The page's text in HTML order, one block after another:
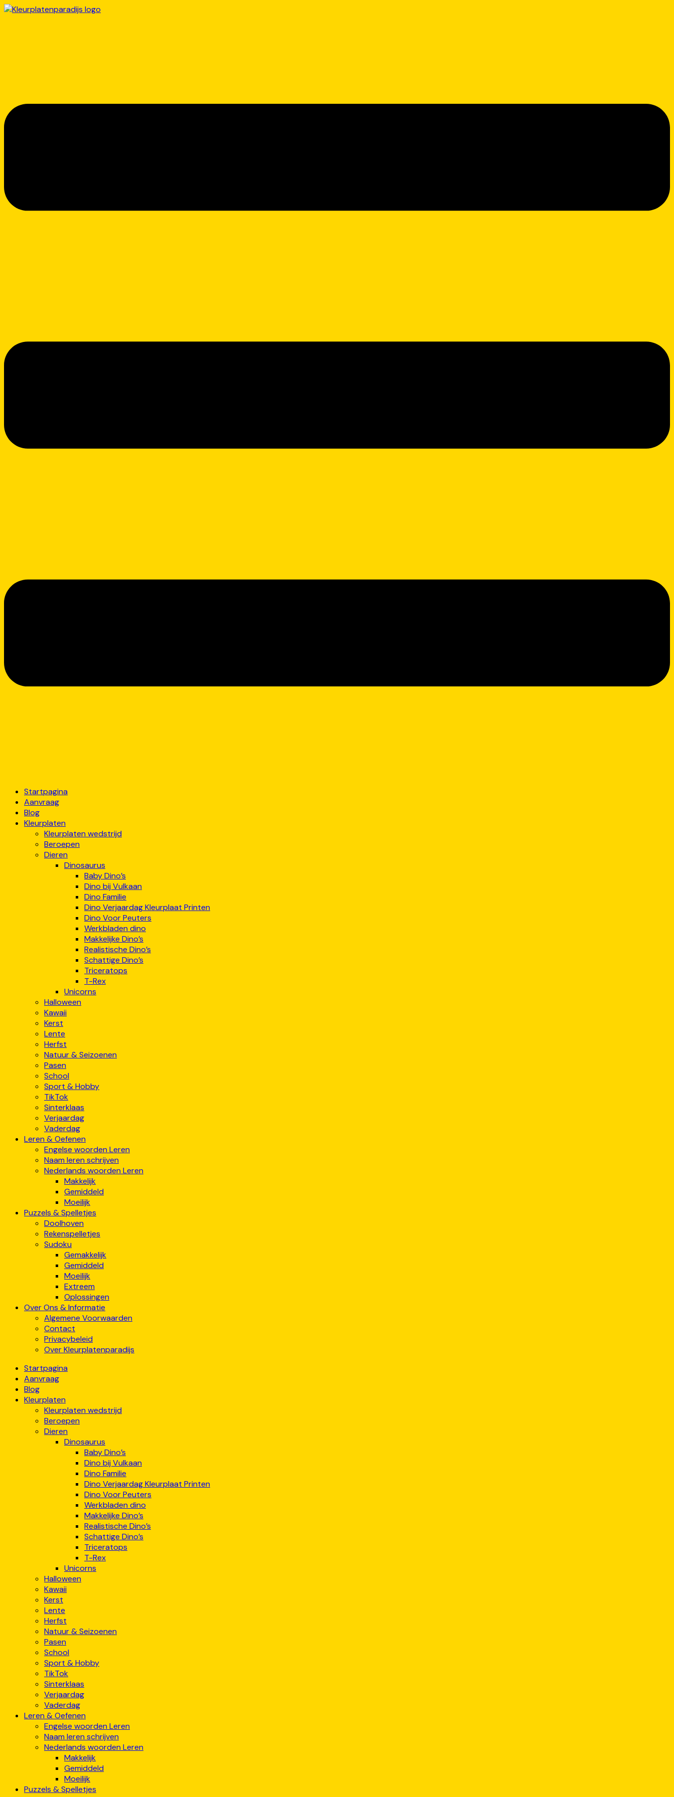
Startpagina
Aanvraag
Blog
Kleurplaten
Kleurplaten wedstrijd
Beroepen
Dieren
Dinosaurus
Baby Dino’s
Dino bij Vulkaan
Dino Familie
Dino Verjaardag Kleurplaat Printen
Dino Voor Peuters
Werkbladen dino
Makkelijke Dino’s
Realistische Dino’s
Schattige Dino’s
Triceratops
T-Rex
Unicorns
Halloween
Kawaii
Kerst
Lente
Herfst
Natuur & Seizoenen
Pasen
School
Sport & Hobby
TikTok
Sinterklaas
Verjaardag
Vaderdag
Leren & Oefenen
Engelse woorden Leren
Naam leren schrijven
Nederlands woorden Leren
Makkelijk
Gemiddeld
Moeilijk
Puzzels & Spelletjes
Doolhoven
Rekenspelletjes
Sudoku
Gemakkelijk
Gemiddeld
Moeilijk
Extreem
Oplossingen
Over Ons & Informatie
Algemene Voorwaarden
Contact
Privacybeleid
Over Kleurplatenparadijs
Startpagina
Aanvraag
Blog
Kleurplaten
Kleurplaten wedstrijd
Beroepen
Dieren
Dinosaurus
Baby Dino’s
Dino bij Vulkaan
Dino Familie
Dino Verjaardag Kleurplaat Printen
Dino Voor Peuters
Werkbladen dino
Makkelijke Dino’s
Realistische Dino’s
Schattige Dino’s
Triceratops
T-Rex
Unicorns
Halloween
Kawaii
Kerst
Lente
Herfst
Natuur & Seizoenen
Pasen
School
Sport & Hobby
TikTok
Sinterklaas
Verjaardag
Vaderdag
Leren & Oefenen
Engelse woorden Leren
Naam leren schrijven
Nederlands woorden Leren
Makkelijk
Gemiddeld
Moeilijk
Puzzels & Spelletjes